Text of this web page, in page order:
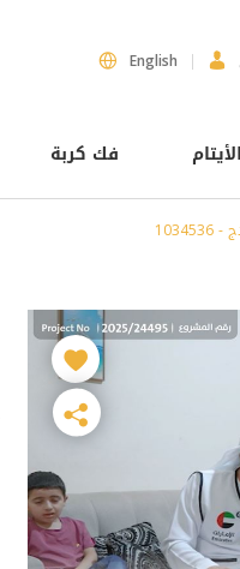
English
فك كربة